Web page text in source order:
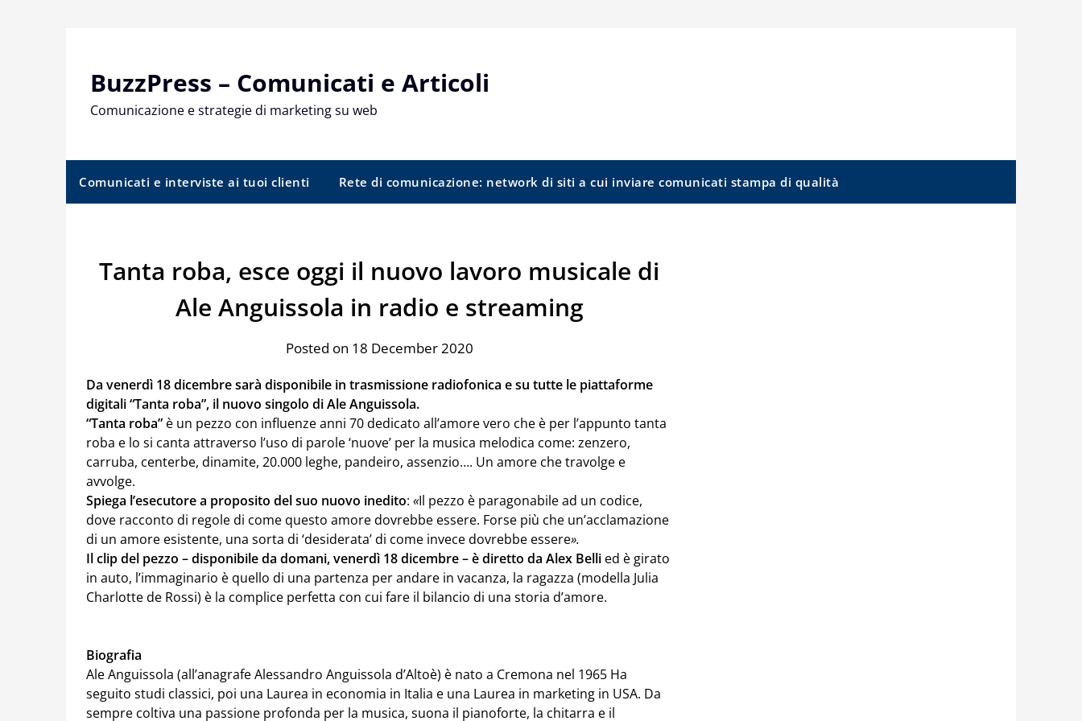
BuzzPress – Comunicati e Articoli
Comunicazione e strategie di marketing su web
Comunicati e interviste ai tuoi clienti Rete di comunicazione: network di siti a cui inviare comunicati stampa di qualità
Tanta roba, esce oggi il nuovo lavoro musicale di
Ale Anguissola in radio e streaming
Posted on 18 December 2020
Da venerdì 18 dicembre sarà disponibile in trasmissione radiofonica e su tutte le piattaforme
digitali “Tanta roba”, il nuovo singolo di Ale Anguissola.
“Tanta roba” è un pezzo con influenze anni 70 dedicato all’amore vero che è per l’appunto tanta
roba e lo si canta attraverso l’uso di parole ‘nuove’ per la musica melodica come: zenzero,
carruba, centerbe, dinamite, 20.000 leghe, pandeiro, assenzio…. Un amore che travolge e
avvolge.
Spiega l’esecutore a proposito del suo nuovo inedito: «Il pezzo è paragonabile ad un codice,
dove racconto di regole di come questo amore dovrebbe essere. Forse più che un’acclamazione
di un amore esistente, una sorta di ‘desiderata’ di come invece dovrebbe essere».
Il clip del pezzo – disponibile da domani, venerdì 18 dicembre – è diretto da Alex Belli ed è girato
in auto, l’immaginario è quello di una partenza per andare in vacanza, la ragazza (modella Julia
Charlotte de Rossi) è la complice perfetta con cui fare il bilancio di una storia d’amore.
Biografia
Ale Anguissola (all’anagrafe Alessandro Anguissola d’Altoè) è nato a Cremona nel 1965 Ha
seguito studi classici, poi una Laurea in economia in Italia e una Laurea in marketing in USA. Da
sempre coltiva una passione profonda per la musica, suona il pianoforte, la chitarra e il